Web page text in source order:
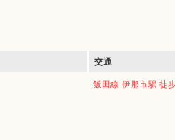
交通
飯田線 伊那市駅 徒